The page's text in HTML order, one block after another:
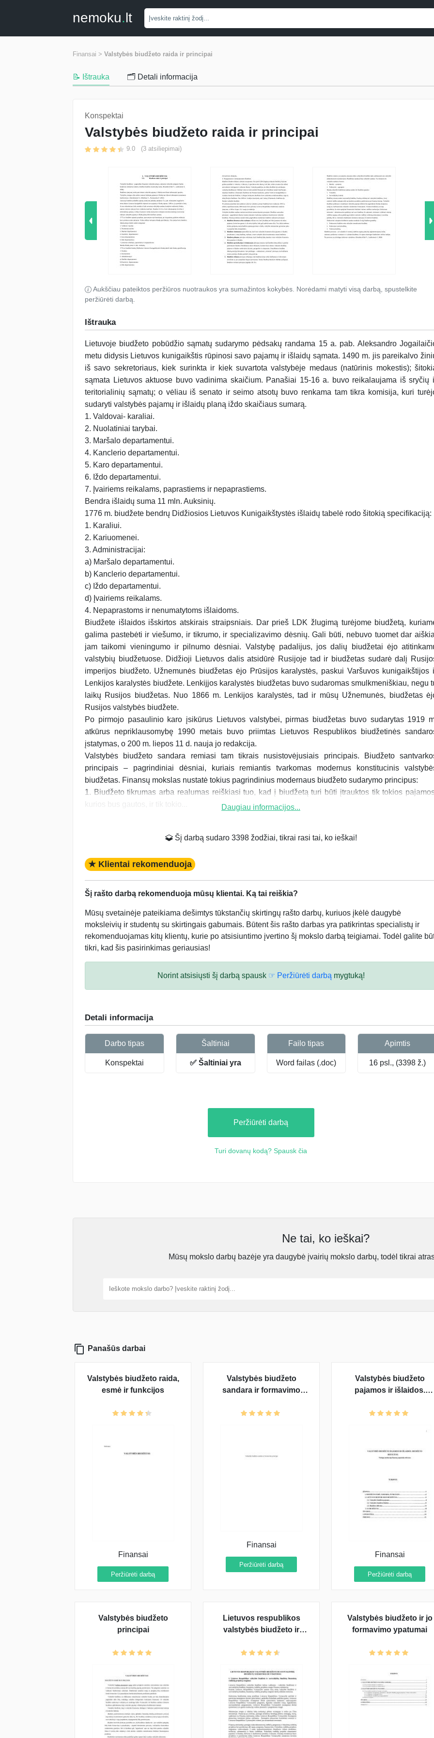
nemoku.lt
Finansai > Valstybės biudžeto raida ir principai
📝 Ištrauka 🗂️ Detali informacija
Konspektai
Valstybės biudžeto raida ir principai
9.0 (3 atsiliepimai)
Aukščiau pateiktos peržiūros nuotraukos yra sumažintos kokybės. Norėdami matyti visą darbą, spustelkite
peržiūrėti darbą.
Ištrauka
Lietuvoje biudžeto pobūdžio sąmatų sudarymo pėdsakų randama 15 a. pab. Aleksandro
metu didysis Lietuvos kunigaikštis rūpinosi savo pajamų ir išlaidų sąmata. 1490 m. jis pareikalvo
iš savo sekretoriaus, kiek surinkta ir kiek suvartota valstybėje medaus (natūrinis mokestis);
sąmata Lietuvos aktuose buvo vadinima skaičium. Panašiai 15-16 a. buvo reikalaujama iš sryčių
teritorialinių sąmatų; o vėliau iš senato ir seimo atsotų buvo renkama tam tikra komisija, kuri
sudaryti valstybės pajamų ir išlaidų planą iždo skaičiaus sumarą.
1. Valdovai- karaliai.
2. Nuolatiniai tarybai.
3. Maršalo departamentui.
4. Kanclerio departamentui.
5. Karo departamentui.
6. Iždo departamentui.
7. Įvairiems reikalams, paprastiems ir nepaprastiems.
Bendra išlaidų suma 11 mln. Auksinių.
1776 m. biudžete bendrų Didžiosios Lietuvos Kunigaikštystės išlaidų tabelė rodo šitokią specifikaciją:
1. Karaliui.
2. Kariuomenei.
3. Administracijai:
a) Maršalo departamentui.
b) Kanclerio departamentui.
c) Iždo departamentui.
d) Įvairiems reikalams.
4. Nepaprastoms ir nenumatytoms išlaidoms.
Biudžete išlaidos išskirtos atskirais straipsniais. Dar prieš LDK žlugimą turėjome biudžetą,
galima pastebėti ir viešumo, ir tikrumo, ir specializavimo dėsnių. Gali būti, nebuvo tuomet dar
jam taikomi vieningumo ir pilnumo dėsniai. Valstybę padalijus, jos dalių biudžetai ėjo
valstybių biudžetuose. Didžioji Lietuvos dalis atsidūrė Rusijoje tad ir biudžetas sudarė dalį
imperijos biudžeto. Užnemunės biudžetas ėjo Prūsijos karalystės, paskui Varšuvos kunigaikštijos
Lenkijos karalystės biudžete. Lenkijjos karalystės biudžetas buvo sudaromas smulkmeniškiau, negu
laikų Rusijos biudžetas. Nuo 1866 m. Lenkijos karalystės, tad ir mūsų Užnemunės, biudžetas
Rusijos valstybės biudžete.
Po pirmojo pasaulinio karo įsikūrus Lietuvos valstybei, pirmas biudžetas buvo sudarytas 1919
atkūrus nepriklausomybę 1990 metais buvo priimtas Lietuvos Respublikos biudžetinės
įstatymas, o 200 m. liepos 11 d. nauja jo redakcija.
Valstybės biudžeto sandara remiasi tam tikrais nusistovėjusiais principais. Biudžeto
principais – pagrindiniai dėsniai, kuriais remiantis tvarkomas modernus konstitucinis
biudžetas. Finansų mokslas nustatė tokius pagrindinius modernaus biudžeto sudarymo principus:
1. Biudžeto tikrumas arba realumas reiškiasi tuo, kad į biudžetą turi būti įtrauktos tik tokios
Daugiau informacijos...
Šį darbą sudaro 3398 žodžiai, tikrai rasi tai, ko ieškai!
★ Klientai rekomenduoja
Šį rašto darbą rekomenduoja mūsų klientai. Ką tai reiškia?
Mūsų svetainėje pateikiama dešimtys tūkstančių skirtingų rašto darbų, kuriuos įkėlė daugybė
moksleivių ir studentų su skirtingais gabumais. Būtent šis rašto darbas yra patikrintas specialistų ir
rekomenduojamas kitų klientų, kurie po atsisiuntimo įvertino šį mokslo darbą teigiamai. Todėl galite
tikri, kad šis pasirinkimas geriausias!
Norint atsisiųsti šį darbą spausk ☞ Peržiūrėti darbąmygtuką!
Detali informacija
Darbo tipas
Konspektai
Šaltiniai
✅ Šaltiniai yra
Failo tipas
Word failas (.doc)
Apimtis
16 psl., (3398 ž.)
Peržiūrėti darbą
Turi dovanų kodą? Spausk čia
Ne tai, ko ieškai?
Mūsų mokslo darbų bazėje yra daugybė įvairių mokslo darbų, todėl tikrai
Panašūs darbai
Valstybės biudžeto raida,
esmė ir funkcijos
Finansai
Peržiūrėti darbą
Valstybės biudžeto
sandara ir formavimo
Finansai
Peržiūrėti darbą
Valstybės biudžeto
pajamos ir išlaidos.
Finansai
Peržiūrėti darbą
Valstybės biudžeto
principai
Lietuvos respublikos
valstybės biudžeto ir
sudarymas ir vykdymas
Valstybės biudžeto ir jo
formavimo ypatumai